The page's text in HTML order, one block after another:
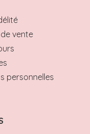
vente
personnelles